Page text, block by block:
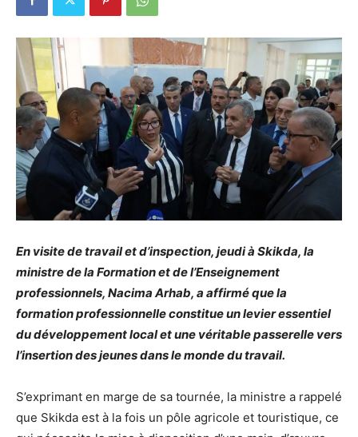
En visite de travail et d’inspection, jeudi à Skikda, la
ministre de la Formation et de l’Enseignement
professionnels, Nacima Arhab, a affirmé que la
formation professionnelle constitue un levier essentiel
du développement local et une véritable passerelle vers
l’insertion des jeunes dans le monde du travail.
S’exprimant en marge de sa tournée, la ministre a rappelé
que Skikda est à la fois un pôle agricole et touristique, ce